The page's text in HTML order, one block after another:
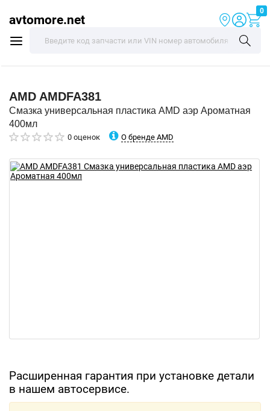
avtomore.net
0
AMD AMDFA381
Смазка универсальная пластика AMD аэр Ароматная
400мл
0 оценок О бренде AMD
Расширенная гарантия при установке детали
в нашем автосервисе.